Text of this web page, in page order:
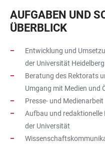
AUFGABEN UND
ÜBERBLICK
Entwicklung und
der Universität
Beratung des Rektorats
Umgang mit Medien und
Presse- und Medienarbeit
Aufbau und redaktionelle
der Universität